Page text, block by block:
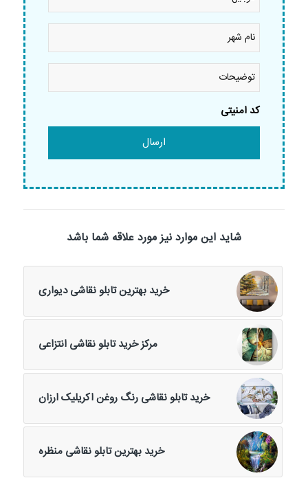
نام
شهر *
توضیحات
کد امنیتی
شاید این موارد نیز مورد علاقه شما باشد
خرید بهترین تابلو نقاشی دیواری
مرکز خرید تابلو نقاشی انتزاعی
خرید تابلو نقاشی رنگ روغن اکریلیک ارزان
خرید بهترین تابلو نقاشی منظره